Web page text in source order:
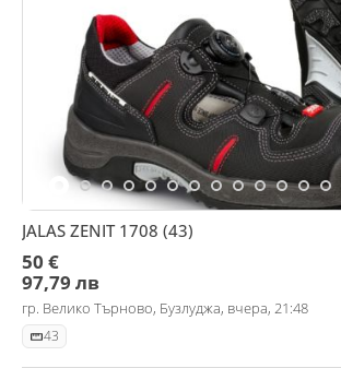
JALAS ZENIT 1708 (43)
50 €
97,79 лв
гр. Велико Търново, Бузлуджа, вчера, 21:48
43